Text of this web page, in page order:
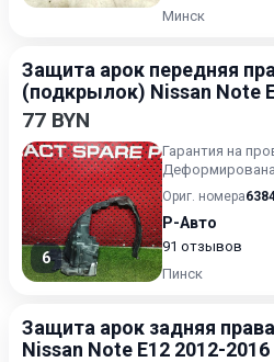
Минск
Защита арок передняя
(подкрылок) Nissan Note
77 BYN
6
Гарантия на
Ориг. номера
Р-Авто
91 отзывов
Пинск
Защита арок задняя
Nissan Note E12 2012-2016